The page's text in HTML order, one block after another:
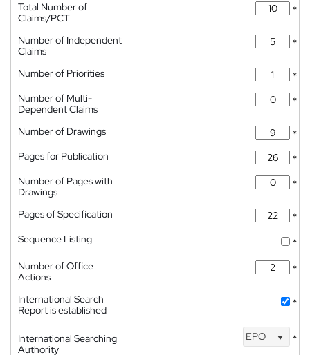
Total Number of
Claims/PCT
*
Number of Independent
Claims
*
Number of Priorities
*
Number of Multi-
Dependent Claims
*
Number of Drawings
*
Pages for Publication
*
Number of Pages with
Drawings
*
Pages of Specification
*
Sequence Listing
*
Number of Office
Actions
*
International Search
Report is established
*
International Searching
Authority
EPO *